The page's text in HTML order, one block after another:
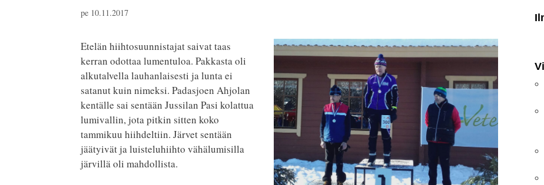
pe 10.11.2017
Etelän hiihtosuunnistajat saivat taas
kerran odottaa lumentuloa. Pakkasta oli
alkutalvella lauhanlaisesti ja lunta ei
satanut kuin nimeksi. Padasjoen Ahjolan
kentälle sai sentään Jussilan Pasi kolattua
lumivallin, jota pitkin sitten koko
tammikuu hiihdeltiin. Järvet sentään
jäätyivät ja luisteluhiihto vähälumisilla
järvillä oli mahdollista.